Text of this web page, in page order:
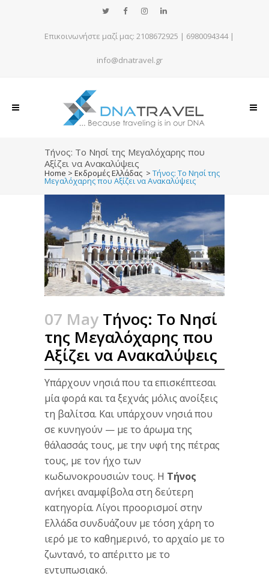
Επικοινωνήστε μαζί μας: 2108672925 | 6980094344|
info@dnatravel.gr
Τήνος: Το Νησί της Μεγαλόχαρης που
Αξίζει να Ανακαλύψεις
Home > Εκδρομές Ελλάδας > Τήνος: Το Νησί της
Μεγαλόχαρης που Αξίζει να Ανακαλύψεις
07 May Τήνος: Το Νησί
της Μεγαλόχαρης που
Αξίζει να Ανακαλύψεις
Υπάρχουν νησιά που τα επισκέπτεσαι
μία φορά και τα ξεχνάς μόλις ανοίξεις
τη βαλίτσα. Και υπάρχουν νησιά που
σε κυνηγούν — με το άρωμα της
θάλασσάς τους, με την υφή της πέτρας
τους, με τον ήχο των
κωδωνοκρουσιών τους. Η Τήνος
ανήκει αναμφίβολα στη δεύτερη
κατηγορία. Λίγοι προορισμοί στην
Ελλάδα συνδυάζουν με τόση χάρη το
ιερό με το καθημερινό, το αρχαίο με το
ζωντανό, το απέριττο με το
εντυπωσιακό.